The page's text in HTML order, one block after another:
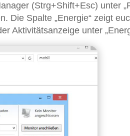
(Strg+Shift+Esc) unter
Die Spalte „Energie“ zeigt
Aktivitätsanzeige unter